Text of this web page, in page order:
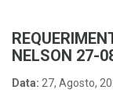
NELSON 27-
Data: 27, Agosto,